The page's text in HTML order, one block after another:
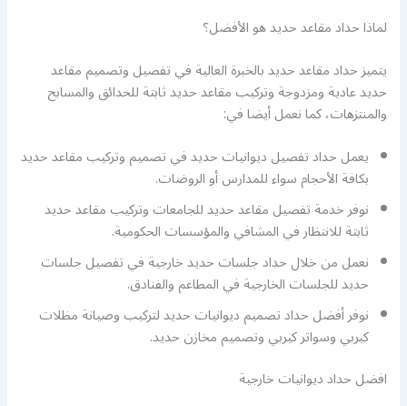
لماذا حداد مقاعد حديد هو الأفضل؟
يتميز حداد مقاعد حديد بالخبرة العالية في تفصيل وتصميم مقاعد
حديد عادية ومزدوجة وتركيب مقاعد حديد ثابتة للحدائق والمسابح
والمنتزهات، كما نعمل أيضا في:
يعمل حداد تفصيل ديوانيات حديد في تصميم وتركيب مقاعد حديد
بكافة الأحجام سواء للمدارس أو الروضات.
نوفر خدمة تفصيل مقاعد حديد للجامعات وتركيب مقاعد حديد
ثابتة للانتظار في المشافي والمؤسسات الحكومية.
نعمل من خلال حداد جلسات حديد خارجية في تفصيل جلسات
حديد للجلسات الخارجية في المطاعم والفنادق.
نوفر أفضل حداد تصميم ديوانيات حديد لتركيب وصيانة مظلات
كيربي وسواتر كيربي وتصميم مخازن حديد.
افضل حداد ديوانيات خارجية